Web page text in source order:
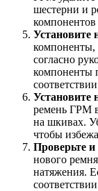
шестерни и
Установите
компоненты,
согласно
компоненты
ремень ГРМ
на шкивах.
чтобы
Проверьте
нового
натяжения.